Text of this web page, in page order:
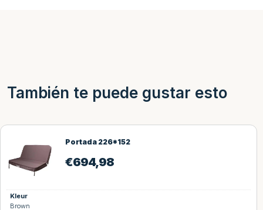
También te puede gustar esto
Cubierta 193*168